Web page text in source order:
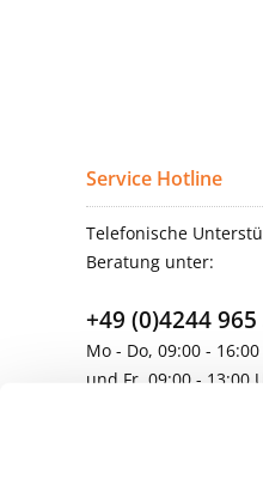
Service Hotline
Telefonische
Beratung unter:
+49 (0)4244
Mo - Do, 09:00 -
und Fr, 09:00 - 13:00